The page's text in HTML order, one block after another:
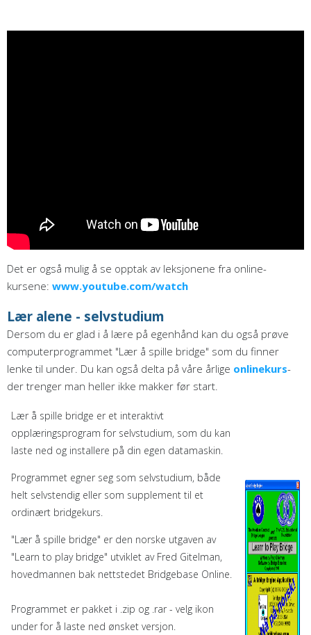
Det er også mulig å se opptak av leksjonene fra online-
kursene: www.youtube.com/watch
Lær alene - selvstudium
Dersom du er glad i å lære på egenhånd kan du også prøve
computerprogrammet "Lær å spille bridge" som du finner
lenke til under. Du kan også delta på våre årlige onlinekurs-
der trenger man heller ikke makker før start.
Lær å spille bridge er et interaktivt
opplæringsprogram for selvstudium, som du kan
laste ned og installere på din egen datamaskin.
Programmet egner seg som selvstudium, både
helt selvstendig eller som supplement til et
ordinært bridgekurs.
"Lær å spille bridge" er den norske utgaven av
"Learn to play bridge" utviklet av Fred Gitelman,
hovedmannen bak nettstedet Bridgebase Online.
Programmet er pakket i .zip og .rar - velg ikon
under for å laste ned ønsket versjon.